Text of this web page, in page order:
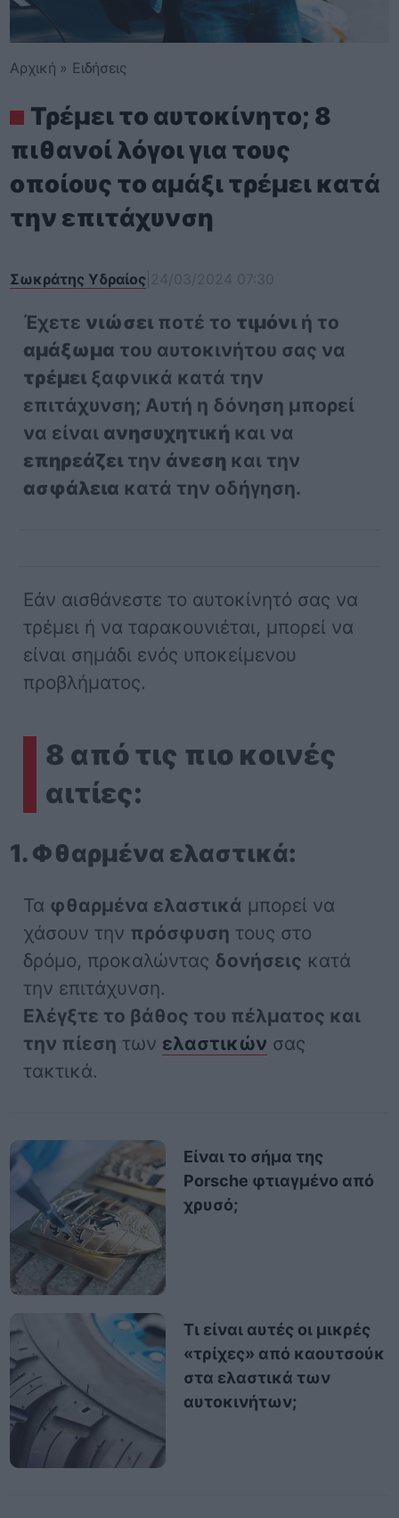
Αρχική » Ειδήσεις
Τρέμει το αυτοκίνητο; 8
πιθανοί λόγοι για τους
οποίους το αμάξι τρέμει κατά
την επιτάχυνση
Σωκράτης Υδραίος
Έχετε νιώσει ποτέ το τιμόνι ή το
αμάξωμα του αυτοκινήτου σας να
τρέμει ξαφνικά κατά την
επιτάχυνση; Αυτή η δόνηση μπορεί
να είναι ανησυχητική και να
επηρεάζει την άνεση και την
ασφάλεια κατά την οδήγηση.
Εάν αισθάνεστε το αυτοκίνητό σας να
τρέμει ή να ταρακουνιέται, μπορεί να
είναι σημάδι ενός υποκείμενου
προβλήματος.
8 από τις πιο κοινές
αιτίες:
1. Φθαρμένα ελαστικά:
Τα φθαρμένα ελαστικά μπορεί να
χάσουν την πρόσφυση τους στο
δρόμο, προκαλώντας δονήσεις κατά
την επιτάχυνση.
Ελέγξτε το βάθος του πέλματος και
την πίεση των ελαστικών σας
τακτικά.
Είναι το σήμα της
Porsche φτιαγμένο από
χρυσό;
Τι είναι αυτές οι μικρές
«τρίχες» από καουτσούκ
στα ελαστικά των
αυτοκινήτων;